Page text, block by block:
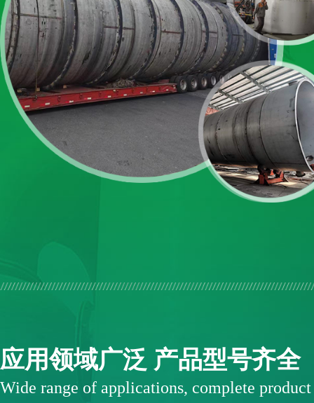
应用领域广泛 产品型号齐全
Wide range of applications, complete